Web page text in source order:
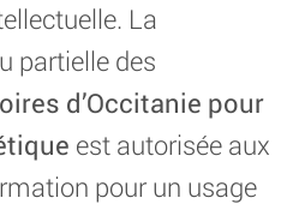
La
partielle des
d’Occitanie pour
est autorisée aux
pour un usage